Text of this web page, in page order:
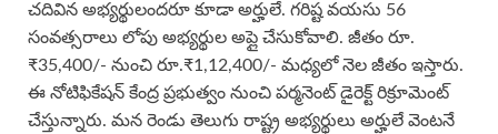
చదివిన అభ్యర్థులందరూ కూడా అర్హులే. గరిష్ట వయసు 56
సంవత్సరాలు లోపు అభ్యర్థుల అప్లై చేసుకోవాలి. జీతం రూ.
₹35,400/- నుంచి రూ.₹1,12,400/- మధ్యలో నెల జీతం ఇస్తారు.
ఈ నోటిఫికేషన్ కేంద్ర ప్రభుత్వం నుంచి పర్మనెంట్ డైరెక్ట్ రిక్రూమెంట్
చేస్తున్నారు. మన రెండు తెలుగు రాష్ట్ర అభ్యర్థులు అర్హులే వెంటనే